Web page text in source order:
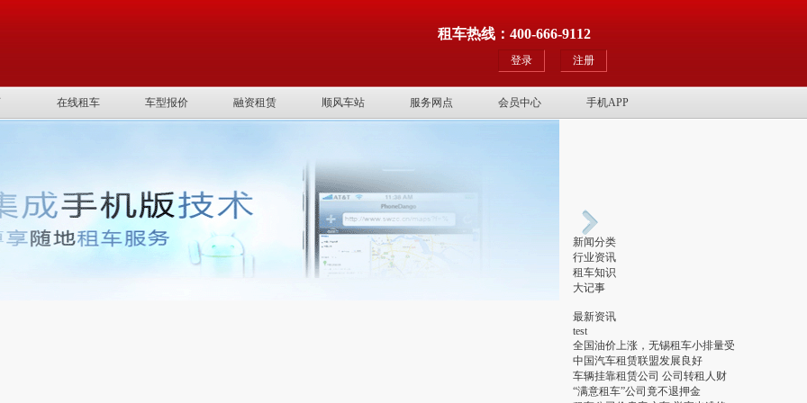
租车热线：400-666-9112
登录 注册
在线租车 车型报价 融资租赁 顺风车站 服务网点 会员中心 手机APP
新闻分类
行业资讯
租车知识
大记事
最新资讯
test
全国油价上涨，无锡租车小排量受
中国汽车租赁联盟发展良好
车辆挂靠租赁公司 公司转租人财
“满意租车”公司竟不退押金